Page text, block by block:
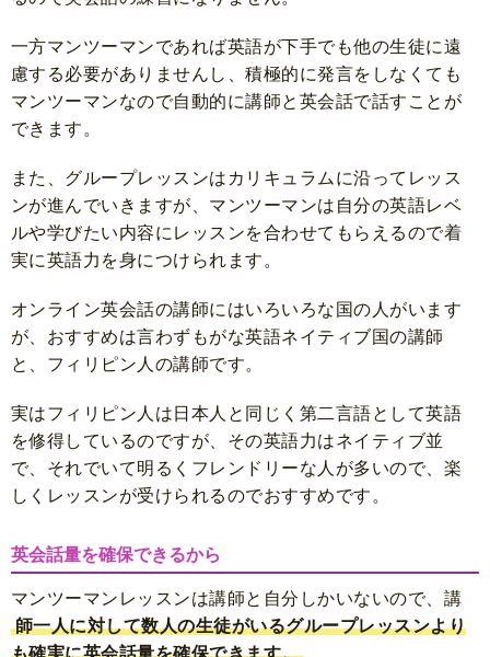
一方マンツーマンであれば英語が下手でも他の生徒に遠
慮する必要がありませんし、積極的に発言をしなくても
マンツーマンなので自動的に講師と英会話で話すことが
できます。
また、グループレッスンはカリキュラムに沿ってレッス
ンが進んでいきますが、マンツーマンは自分の英語レベ
ルや学びたい内容にレッスンを合わせてもらえるので着
実に英語力を身につけられます。
オンライン英会話の講師にはいろいろな国の人がいます
が、おすすめは言わずもがな英語ネイティブ国の講師
と、フィリピン人の講師です。
実はフィリピン人は日本人と同じく第二言語として英語
を修得しているのですが、その英語力はネイティブ並
で、それでいて明るくフレンドリーな人が多いので、楽
しくレッスンが受けられるのでおすすめです。
英会話量を確保できるから
マンツーマンレッスンは講師と自分しかいないので、講
師一人に対して数人の生徒がいるグループレッスンより